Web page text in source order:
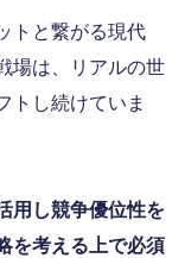
トと繋がる現代
場は、リアルの世
トし続けていま
用し競争優位性を
を考える上で必須